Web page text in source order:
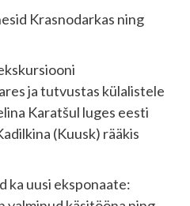
Krasnodarkas ning
ja tutvustas külalistele
Karatšul luges eesti
(Kuusk) rääkis
ka uusi eksponaate: